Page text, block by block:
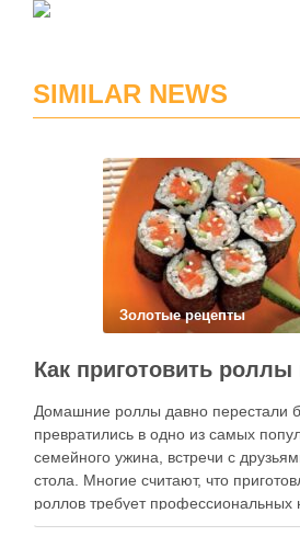
SIMILAR NEWS
Золотые рецепты
Домашние роллы давно перестали
превратились в одно из самых
семейного ужина, встречи с
стола. Многие считают, что
роллов требует профессиональных
специального оборудования,